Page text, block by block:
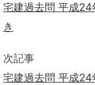
宅建過去問 平成
き
次記事
宅建過去問 平成